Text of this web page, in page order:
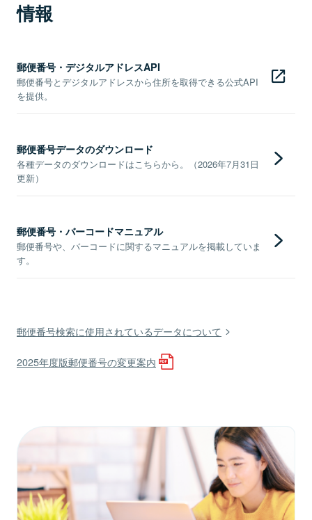
情報
郵便番号・デジタルアドレスAPI
郵便番号とデジタルアドレスから住所を取得できる公式API
を提供。
郵便番号データのダウンロード
各種データのダウンロードはこちらから。（2026年7月31日
更新）
郵便番号・バーコードマニュアル
郵便番号や、バーコードに関するマニュアルを掲載していま
す。
郵便番号検索に使用されているデータについて
2025年度版郵便番号の変更案内